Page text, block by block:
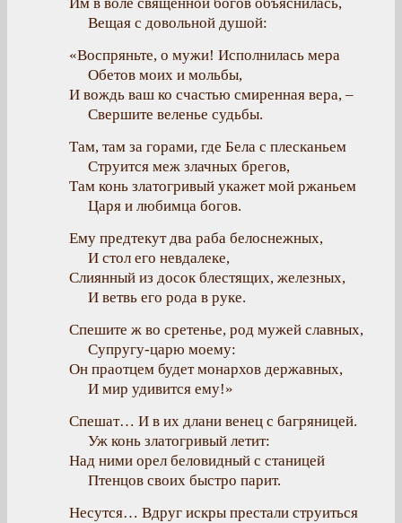
Вещая с довольной душой:
«Воспряньте, о мужи! Исполнилась мера
Обетов моих и мольбы,
И вождь ваш ко счастью смиренная вера, –
Свершите веленье судьбы.
Там, там за горами, где Бела с плесканьем
Струится меж злачных брегов,
Там конь златогривый укажет мой ржаньем
Царя и любимца богов.
Ему предтекут два раба белоснежных,
И стол его невдалеке,
Слиянный из досок блестящих, железных,
И ветвь его рода в руке.
Спешите ж во сретенье, род мужей славных,
Супругу-царю моему:
Он праотцем будет монархов державных,
И мир удивится ему!»
Спешат… И в их длани венец с багряницей.
Уж конь златогривый летит:
Над ними орел беловидный с станицей
Птенцов своих быстро парит.
Несутся… Вдруг искры престали струиться